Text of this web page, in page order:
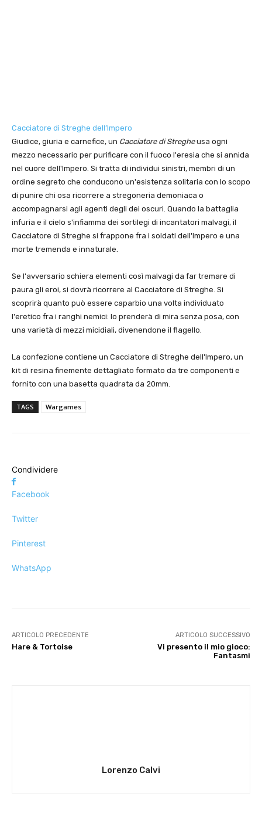
Cacciatore di Streghe dell’Impero
Giudice, giuria e carnefice, un Cacciatore di Stregheusa ogni
mezzo necessario per purificare con il fuoco l'eresia che si annida
nel cuore dell'Impero. Si tratta di individui sinistri, membri di un
ordine segreto che conducono un'esistenza solitaria con lo scopo
di punire chi osa ricorrere a stregoneria demoniaca o
accompagnarsi agli agenti degli dei oscuri. Quando la battaglia
infuria e il cielo s'infiamma dei sortilegi di incantatori malvagi, il
Cacciatore di Streghe si frappone fra i soldati dell'Impero e una
morte tremenda e innaturale.
Se l'avversario schiera elementi così malvagi da far tremare di
paura gli eroi, si dovrà ricorrere al Cacciatore di Streghe. Si
scoprirà quanto può essere caparbio una volta individuato
l'eretico fra i ranghi nemici: lo prenderà di mira senza posa, con
una varietà di mezzi micidiali, divenendone il flagello.
La confezione contiene un Cacciatore di Streghe dell'Impero, un
kit di resina finemente dettagliato formato da tre componenti e
fornito con una basetta quadrata da 20mm.
TAGS Wargames
Condividere
Facebook
Twitter
Pinterest
WhatsApp
ARTICOLO PRECEDENTE
Hare & Tortoise
ARTICOLO SUCCESSIVO
Vi presento il mio gioco:
Fantasmi
Lorenzo Calvi